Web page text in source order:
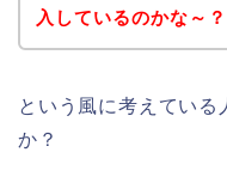
入しているのかな～？
という風に考えている
か？